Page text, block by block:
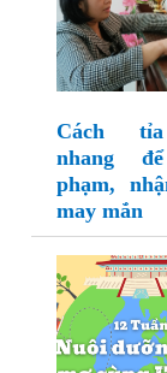
Cách
nhang
phạm,
may mắn